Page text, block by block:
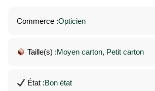
Commerce :Opticien
Taille(s) :Moyen carton, Petit carton
État :Bon état